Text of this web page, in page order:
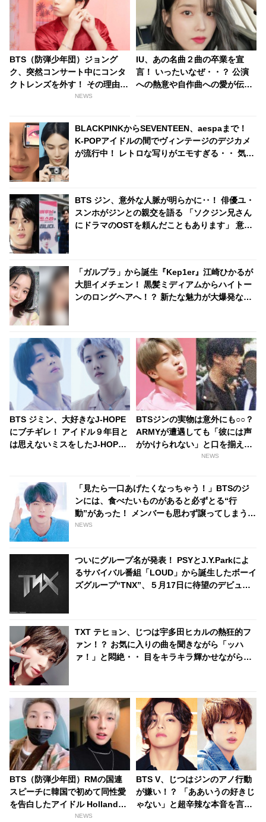
BTS（防弾少年団）ジョング
ク、突然コンサート中にコンタ
クトレンズを外す！ その理由が
素敵すぎるとファン感激
NEWS
IU、あの名曲２曲の卒業を宣
言！ いったいなぜ・・？ 公演
への熱意や自作曲への愛が伝わ
BLACKPINKからSEVENTEEN、aespaまで！
K-POPアイドルの間でヴィンテージのデジカメ
が流行中！ レトロな写りがエモすぎる・・ 気に
BTS ジン、意外な人脈が明らかに‥！ 俳優ユ・
スンホがジンとの親交を語る 「ソクジン兄さん
にドラマのOSTを頼んだこともあります」 意外
「ガルプラ」から誕生『Kep1er』江崎ひかるが
大胆イメチェン！ 黒髪ミディアムからハイトー
ンのロングヘアへ！？ 新たな魅力が大爆発なひ
BTS ジミン、大好きなJ-HOPE
にブチギレ！ アイドル９年目と
は思えないミスをしたJ-HOPE
ッコミが容赦なさすぎると爆笑
BTSジンの実物は意外にも○○？
ARMYが遭遇しても「彼には声
がかけられない」と口を揃え
る、その気になる理由とは？
NEWS
「見たら一口あげたくなっちゃう！」BTSのジ
ンには、食べたいものがあると必ずとる“行
動”があった！ メンバーも思わず譲ってしまう、
世渡り上手な行動とは？
NEWS
ついにグループ名が発表！ PSYとJ.Y.Parkによ
るサバイバル番組「LOUD」から誕生したボーイ
ズグループ“TNX”、５月17日に待望のデビュー
TXT テヒョン、じつは宇多田ヒカルの熱狂的フ
ァン！？ お気に入りの曲を聞きながら「ッハ
ァ！」と悶絶・・ 目をキラキラ輝かせながら聞
BTS（防弾少年団）RMの国連
スピーチに韓国で初めて同性愛
を告白したアイドル Hollandが
感謝！ 「彼に感謝し、もっとフ
NEWS
BTS V、じつはジンのアノ行動
が嫌い！？ 「ああいうの好きじ
ゃない」と超辛辣な本音を言い